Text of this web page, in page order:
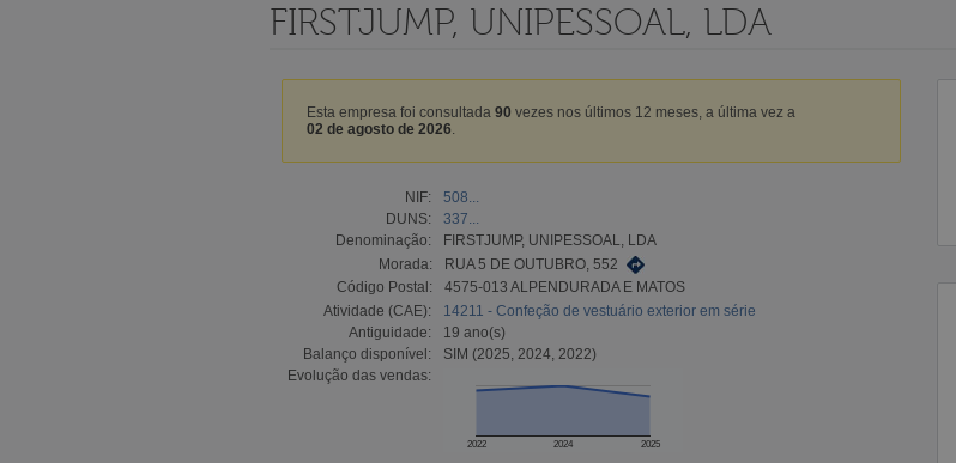
FIRSTJUMP, UNIPESSOAL, LDA
Esta empresa foi consultada 90 vezes nos últimos 12 meses, a última vez a
02 de agosto de 2026
NIF:
508...
DUNS:
337...
Denominação:
FIRSTJUMP, UNIPESSOAL, LDA
Morada:
RUA 5 DE OUTUBRO, 552
Código Postal:
4575-013 ALPENDURADA E MATOS
Atividade (CAE):
14211 - Confeção de vestuário exterior em série
Antiguidade:
19 ano(s)
Balanço disponível:
SIM (2025, 2024, 2022)
Evolução das vendas:
2022 2024 2025